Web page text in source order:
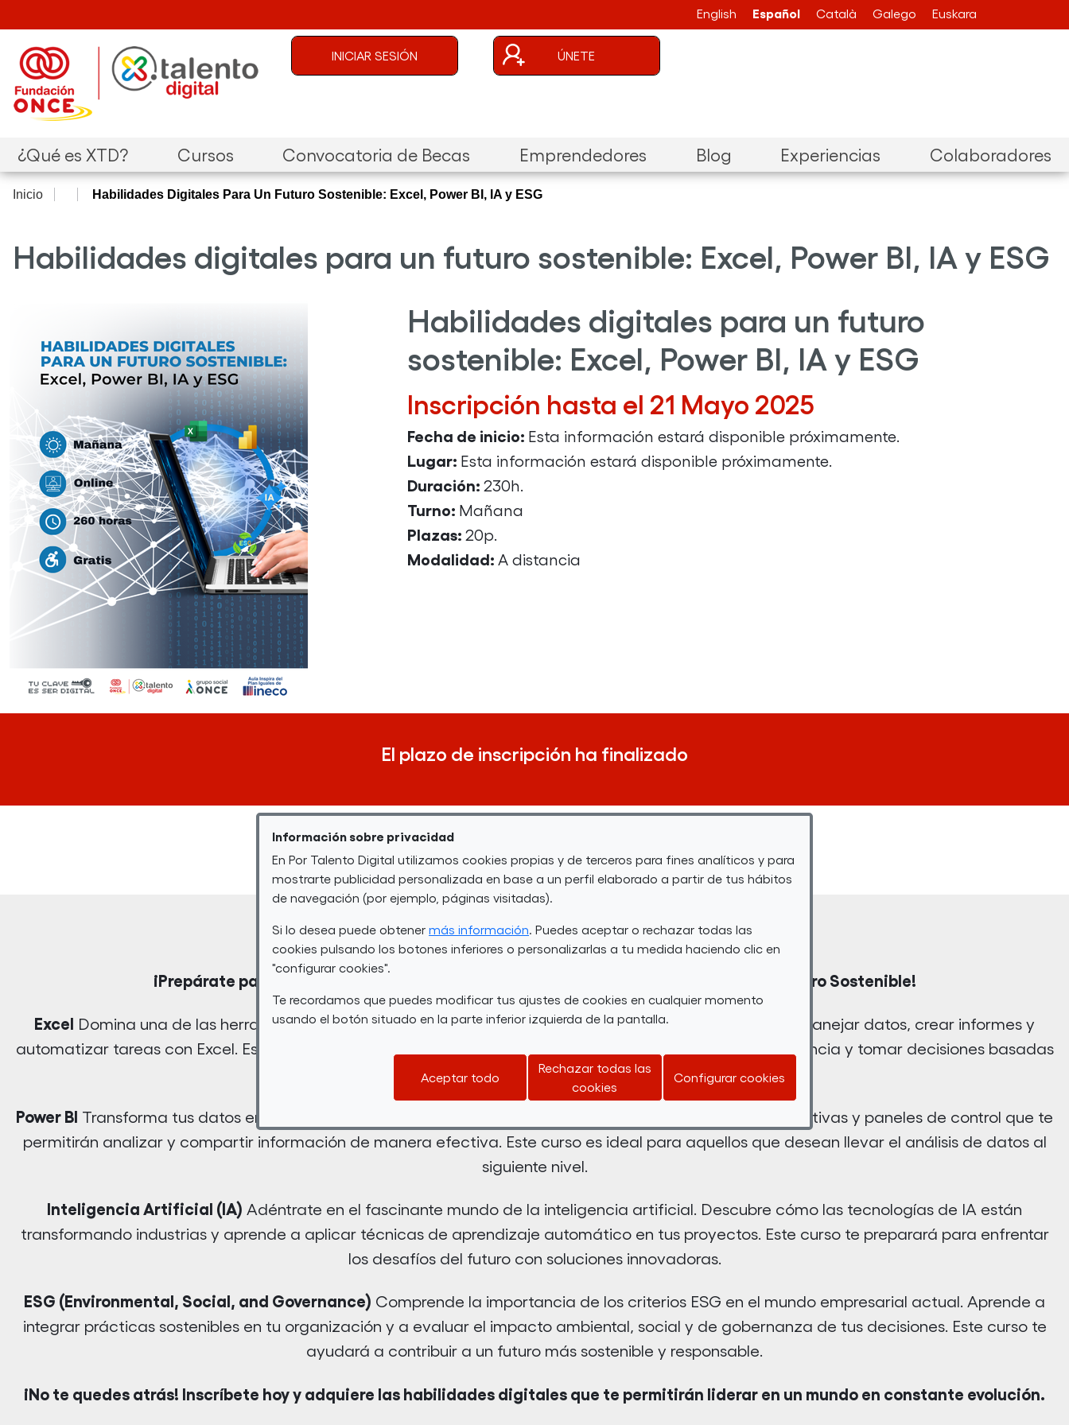
Información sobre privacidad
En Por Talento Digital utilizamos cookies propias y de terceros para fines analíticos y para
mostrarte publicidad personalizada en base a un perfil elaborado a partir de tus hábitos
de navegación (por ejemplo, páginas visitadas).
Si lo desea puede obtener más información. Puedes aceptar o rechazar todas las
cookies pulsando los botones inferiores o personalizarlas a tu medida haciendo clic en
"configurar cookies".
Te recordamos que puedes modificar tus ajustes de cookies en cualquier momento
usando el botón situado en la parte inferior izquierda de la pantalla.
Aceptar todo
Rechazar todas las
cookies
Configurar cookies
English Español Català Galego Euskara
Menú de cuenta de usuario
INICIAR SESIÓN ÚNETE
Navegación principal
¿Qué es XTD? Cursos Convocatoria de Becas Emprendedores Blog Experiencias Colaboradores
Inicio Habilidades Digitales Para Un Futuro Sostenible: Excel, Power BI, IA y ESG
Habilidades digitales para un futuro sostenible: Excel, Power BI, IA y ESG
Habilidades digitales para un futuro
sostenible: Excel, Power BI, IA y ESG
Inscripción hasta el 21 Mayo 2025
Fecha de inicio: Esta información estará disponible próximamente.
Lugar: Esta información estará disponible próximamente.
Duración: 230h.
Turno: Mañana
Plazas: 20p.
Modalidad: A distancia
El plazo de inscripción ha finalizado
Requisitos
Descripción
¡Prepárate para el futuro con nuestra formación en Habilidades Digitales para un Futuro Sostenible!
Excel Domina una de las herramientas más poderosas y versátiles en el mundo empresarial. Aprende a manejar datos, crear informes y
automatizar tareas con Excel. Este curso te proporcionará las habilidades necesarias para mejorar tu eficiencia y tomar decisiones basadas
en datos.
Power BI Transforma tus datos en información valiosa con Power BI. Aprende a crear visualizaciones interactivas y paneles de control que te
permitirán analizar y compartir información de manera efectiva. Este curso es ideal para aquellos que desean llevar el análisis de datos al
siguiente nivel.
Inteligencia Artificial (IA) Adéntrate en el fascinante mundo de la inteligencia artificial. Descubre cómo las tecnologías de IA están
transformando industrias y aprende a aplicar técnicas de aprendizaje automático en tus proyectos. Este curso te preparará para enfrentar
los desafíos del futuro con soluciones innovadoras.
ESG (Environmental, Social, and Governance) Comprende la importancia de los criterios ESG en el mundo empresarial actual. Aprende a
integrar prácticas sostenibles en tu organización y a evaluar el impacto ambiental, social y de gobernanza de tus decisiones. Este curso te
ayudará a contribuir a un futuro más sostenible y responsable.
¡No te quedes atrás! Inscríbete hoy y adquiere las habilidades digitales que te permitirán liderar en un mundo en constante evolución.